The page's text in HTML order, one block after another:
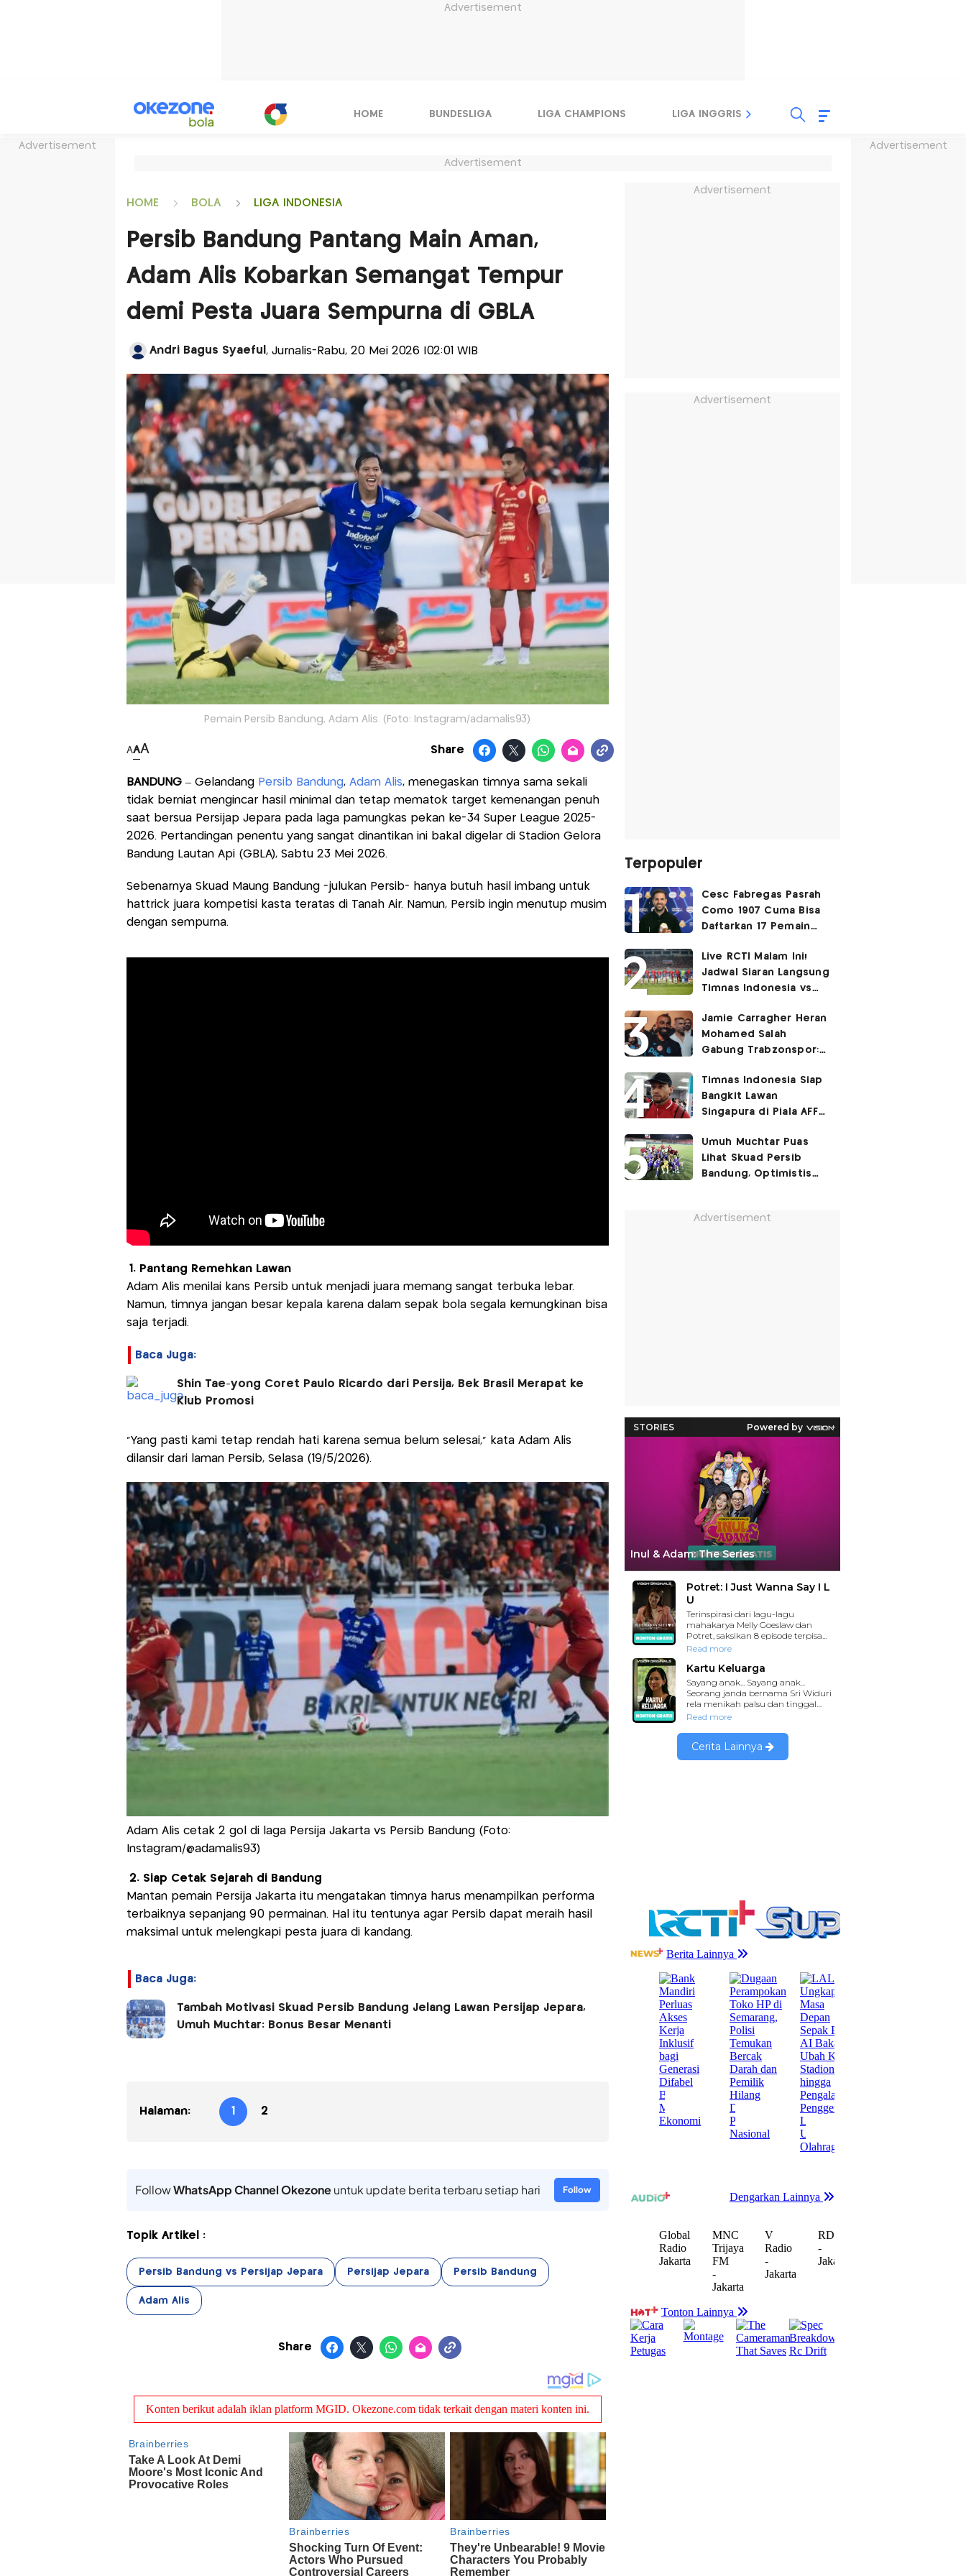
Advertisement
Advertisement Advertisement
HOME BUNDESLIGA LIGA CHAMPIONS LIGA INGGRIS LIGA ITALIA
Advertisement
HOME BOLA LIGA INDONESIA
Persib Bandung Pantang Main Aman,
Adam Alis Kobarkan Semangat Tempur
demi Pesta Juara Sempurna di GBLA
Andri Bagus Syaeful , Jurnalis-Rabu, 20 Mei 2026 |02:01 WIB
Pemain Persib Bandung, Adam Alis. (Foto: Instagram/adamalis93)
AAA Share
BANDUNG – Gelandang Persib Bandung, Adam Alis, menegaskan timnya sama sekali
tidak berniat mengincar hasil minimal dan tetap mematok target kemenangan penuh
saat bersua Persijap Jepara pada laga pamungkas pekan ke-34 Super League 2025-
2026. Pertandingan penentu yang sangat dinantikan ini bakal digelar di Stadion Gelora
Bandung Lautan Api (GBLA), Sabtu 23 Mei 2026.
Sebenarnya Skuad Maung Bandung -julukan Persib- hanya butuh hasil imbang untuk
hattrick juara kompetisi kasta teratas di Tanah Air. Namun, Persib ingin menutup musim
dengan sempurna.
1. Pantang Remehkan Lawan
Adam Alis menilai kans Persib untuk menjadi juara memang sangat terbuka lebar.
Namun, timnya jangan besar kepala karena dalam sepak bola segala kemungkinan bisa
saja terjadi.
Baca Juga:
Shin Tae-yong Coret Paulo Ricardo dari Persija, Bek Brasil Merapat ke
Klub Promosi
"Yang pasti kami tetap rendah hati karena semua belum selesai," kata Adam Alis
dilansir dari laman Persib, Selasa (19/5/2026).
Adam Alis cetak 2 gol di laga Persija Jakarta vs Persib Bandung (Foto:
Instagram/@adamalis93)
2. Siap Cetak Sejarah di Bandung
Mantan pemain Persija Jakarta itu mengatakan timnya harus menampilkan performa
terbaiknya sepanjang 90 permainan. Hal itu tentunya agar Persib dapat meraih hasil
maksimal untuk melengkapi pesta juara di kandang.
Baca Juga:
Tambah Motivasi Skuad Persib Bandung Jelang Lawan Persijap Jepara,
Umuh Muchtar: Bonus Besar Menanti
Halaman: 1 2
FollowWhatsApp Channel Okezoneuntuk update berita terbaru setiap hari Follow
Topik Artikel :
Persib Bandung vs Persijap Jepara Persijap Jepara Persib Bandung
Adam Alis
Share
Advertisement
Advertisement
Terpopuler
Cesc Fabregas Pasrah
Como 1907 Cuma Bisa
Daftarkan 17 Pemain
2026-2027
Live RCTI Malam Ini!
Jadwal Siaran Langsung
Timnas Indonesia vs
2026: Laga Hidup Mati
Jamie Carragher Heran
Mohamed Salah
Gabung Trabzonspor:
Ronaldo, Harusnya ke
Juventus!
Timnas Indonesia Siap
Bangkit Lawan
Singapura di Piala AFF
280 Juta Pendukung
Kami
Umuh Muchtar Puas
Lihat Skuad Persib
Bandung, Optimistis
Advertisement